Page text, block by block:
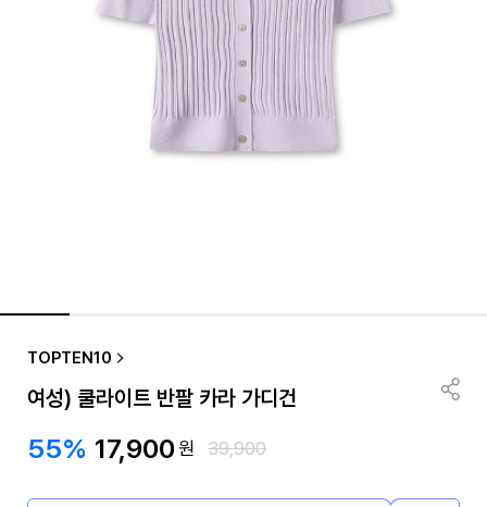
TOPTEN10
여성) 쿨라이트 반팔 카라 가디건
55% 17,900원 39,900